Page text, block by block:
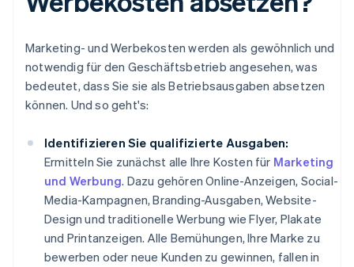
Marketing- und Werbekosten werden als gewöhnlich und
notwendig für den Geschäftsbetrieb angesehen, was
bedeutet, dass Sie sie als Betriebsausgaben absetzen
können. Und so geht's:
Identifizieren Sie qualifizierte Ausgaben:
Ermitteln Sie zunächst alle Ihre Kosten für Marketing
und Werbung. Dazu gehören Online-Anzeigen, Social-
Media-Kampagnen, Branding-Ausgaben, Website-
Design und traditionelle Werbung wie Flyer, Plakate
und Printanzeigen. Alle Bemühungen, Ihre Marke zu
bewerben oder neue Kunden zu gewinnen, fallen in